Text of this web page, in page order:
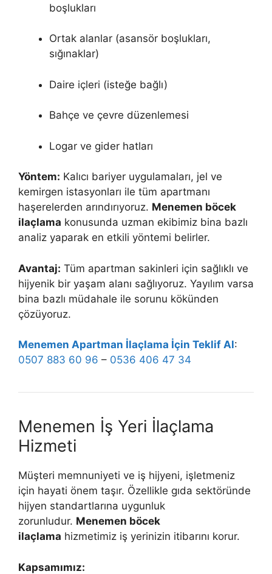
boşlukları
Ortak alanlar (asansör boşlukları,
sığınaklar)
Daire içleri (isteğe bağlı)
Bahçe ve çevre düzenlemesi
Logar ve gider hatları
Yöntem: Kalıcı bariyer uygulamaları, jel ve
kemirgen istasyonları ile tüm apartmanı
haşerelerden arındırıyoruz. Menemen böcek
ilaçlama konusunda uzman ekibimiz bina bazlı
analiz yaparak en etkili yöntemi belirler.
Avantaj: Tüm apartman sakinleri için sağlıklı ve
hijyenik bir yaşam alanı sağlıyoruz. Yayılım varsa
bina bazlı müdahale ile sorunu kökünden
çözüyoruz.
Menemen Apartman İlaçlama İçin Teklif Al:
0507 883 60 96 – 0536 406 47 34
Menemen İş Yeri İlaçlama
Hizmeti
Müşteri memnuniyeti ve iş hijyeni, işletmeniz
için hayati önem taşır. Özellikle gıda sektöründe
hijyen standartlarına uygunluk
zorunludur. Menemen böcek
ilaçlama hizmetimiz iş yerinizin itibarını korur.
Kapsamımız: